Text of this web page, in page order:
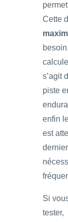
Cette
s’agit
piste
enfin
est
Si
tester,